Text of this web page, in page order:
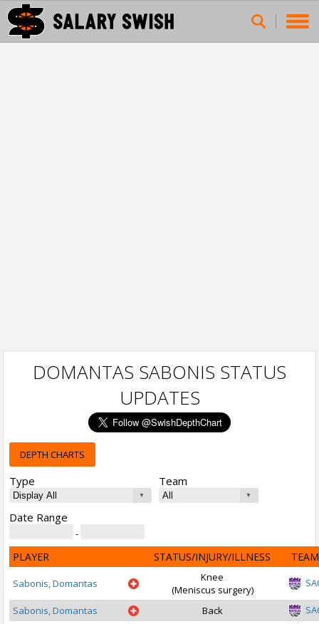
DOMANTAS SABONIS STATUS
UPDATES
DEPTH CHARTS
Type Team
Date Range
-
PLAYER STATUS/INJURY/ILLNESS TEAM
Sabonis, Domantas
Knee
(Meniscus surgery)
Sabonis, Domantas Back